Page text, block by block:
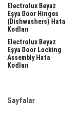
Electrolux Beyaz
Eşya Door Hinges
(dishwashers) Hata
Kodları
Electrolux Beyaz
Eşya Door Locking
Assembly Hata
Kodları
Sayfalar